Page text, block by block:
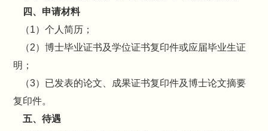
四、申请材料
（1）个人简历；
（2）博士毕业证书及学位证书复印件或应届毕业生证
明；
（3）已发表的论文、成果证书复印件及博士论文摘要
复印件。
五、待遇